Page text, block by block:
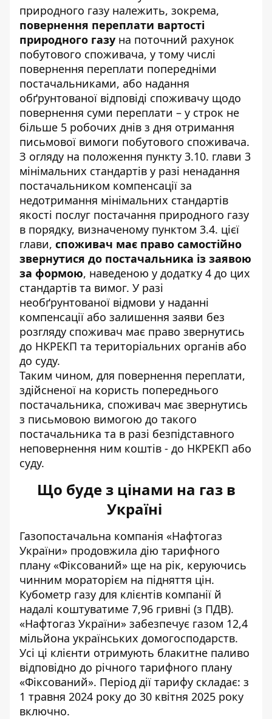
природного газу належить, зокрема,
повернення переплати вартості
природного газу на поточний рахунок
побутового споживача, у тому числі
повернення переплати попередніми
постачальниками, або надання
обґрунтованої відповіді споживачу щодо
повернення суми переплати – у строк не
більше 5 робочих днів з дня отримання
письмової вимоги побутового споживача.
З огляду на положення пункту 3.10. глави 3
мінімальних стандартів у разі ненадання
постачальником компенсації за
недотримання мінімальних стандартів
якості послуг постачання природного газу
в порядку, визначеному пунктом 3.4. цієї
глави, споживач має право самостійно
звернутися до постачальника із заявою
за формою, наведеною у додатку 4 до цих
стандартів та вимог. У разі
необґрунтованої відмови у наданні
компенсації або залишення заяви без
розгляду споживач має право звернутись
до НКРЕКП та територіальних органів або
до суду.
Таким чином, для повернення переплати,
здійсненої на користь попереднього
постачальника, споживач має звернутись
з письмовою вимогою до такого
постачальника та в разі безпідставного
неповернення ним коштів - до НКРЕКП або
суду.
Що буде з цінами на газ в
Україні
Газопостачальна компанія «Нафтогаз
України» продовжила дію тарифного
плану «Фіксований» ще на рік, керуючись
чинним мораторієм на підняття цін.
Кубометр газу для клієнтів компанії й
надалі коштуватиме 7,96 гривні (з ПДВ).
«Нафтогаз України» забезпечує газом 12,4
мільйона українських домогосподарств.
Усі ці клієнти отримують блакитне паливо
відповідно до річного тарифного плану
«Фіксований». Період дії тарифу складає: з
1 травня 2024 року до 30 квітня 2025 року
включно.